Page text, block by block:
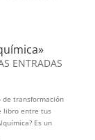
ENTRADAS
de transformación
libro entre tus
Es un